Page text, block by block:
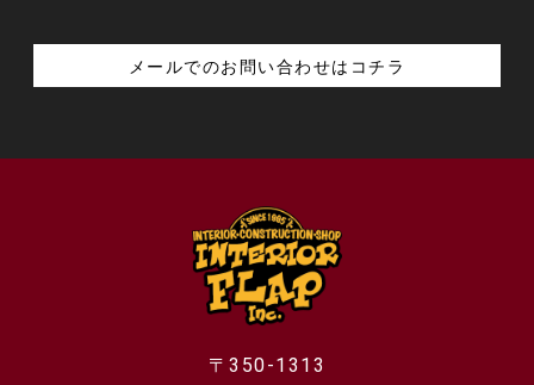
メールでのお問い合わせはコチラ
〒350-1313